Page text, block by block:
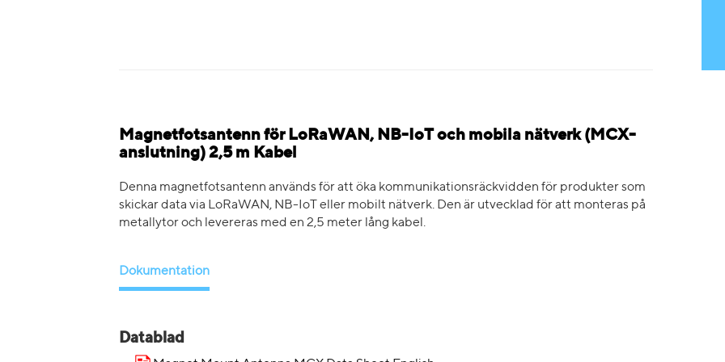
Magnetfotsantenn för LoRaWAN, NB-IoT och mobila nätverk (MCX-
anslutning) 2,5 m Kabel
Denna magnetfotsantenn används för att öka kommunikationsräckvidden för produkter som
skickar data via LoRaWAN, NB-IoT eller mobilt nätverk. Den är utvecklad för att monteras på
metallytor och levereras med en 2,5 meter lång kabel.
Dokumentation
Datablad